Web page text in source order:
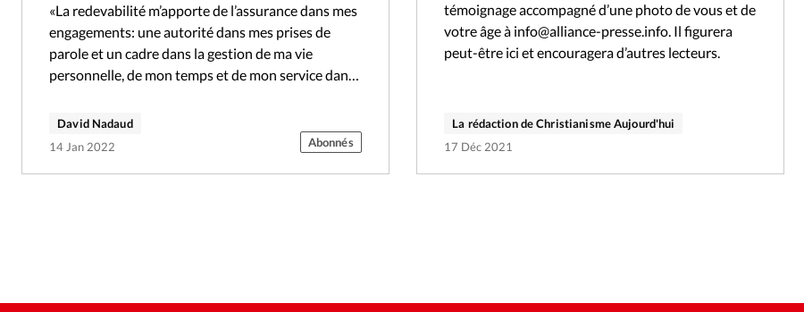
«La redevabilité m’apporte de l’assurance dans mes
engagements: une autorité dans mes prises de
parole et un cadre dans la gestion de ma vie
personnelle, de mon temps et de mon service dans
David Nadaud
14 Jan 2022
Abonnés
témoignage accompagné d’une photo de vous et de
votre âge à info@alliance-presse.info. Il figurera
peut-être ici et encouragera d’autres lecteurs.
La rédaction de Christianisme Aujourd'hui
17 Déc 2021